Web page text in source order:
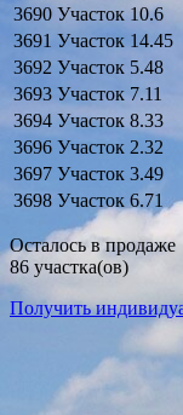
3690 Участок 10.6
3691 Участок 14.45
3692 Участок 5.48
3693 Участок 7.11
3694 Участок 8.33
3696 Участок 2.32
3697 Участок 3.49
3698 Участок 6.71
Осталось в продаже
86 участка(ов)
Получить